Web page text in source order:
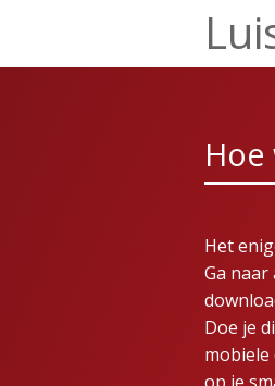
Het
Ga
Doe je
mobiele
op je